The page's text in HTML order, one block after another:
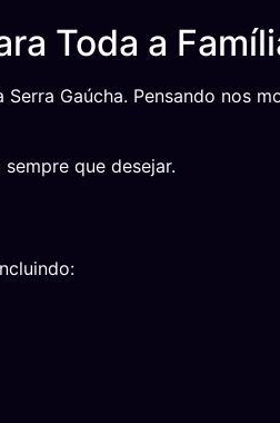
Toda a
Gaúcha. Pensando nos
que desejar.